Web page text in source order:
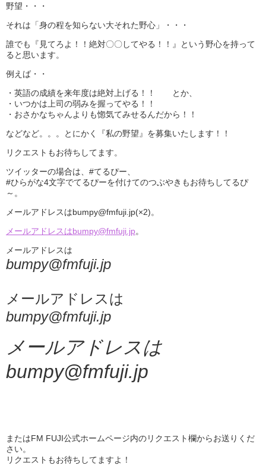
野望・・・
それは「身の程を知らない大それた野心」・・・
誰でも『見てろよ！！絶対〇〇してやる！！』という野心を持って
ると思います。
例えば・・
・英語の成績を来年度は絶対上げる！！ とか、
・いつかは上司の弱みを握ってやる！！
・おさかなちゃんよりも惚気てみせるんだから！！
などなど。。。とにかく『私の野望』を募集いたします！！
リクエストもお待ちしてます。
ツイッターの場合は、#てるぴー、
#ひらがな4文字でてるぴーを付けてのつぶやきもお待ちしてるぴ
～。
メールアドレスはbumpy@fmfuji.jp(×2)。
メールアドレスはbumpy@fmfuji.jp。
メールアドレスは
bumpy@fmfuji.jp
メールアドレスは
bumpy@fmfuji.jp
メールアドレスは
bumpy@fmfuji.jp
またはFM FUJI公式ホームページ内のリクエスト欄からお送りくだ
さい。
リクエストもお待ちしてますよ！